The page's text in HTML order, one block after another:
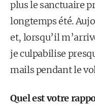
plus le sanctuaire
longtemps été.
et, lorsqu’il
je culpabilise
mails pendant le
Quel est votre